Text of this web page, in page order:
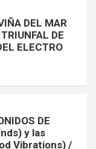
DEL MAR
DE
ELECTRO
DE
y las
Vibrations) /